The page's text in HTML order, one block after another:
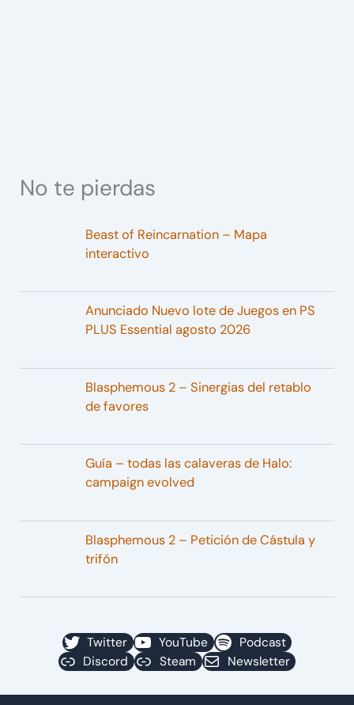
No te pierdas
Beast of Reincarnation – Mapa
interactivo
Anunciado Nuevo lote de Juegos en PS
PLUS Essential agosto 2026
Blasphemous 2 – Sinergias del retablo
de favores
Guía – todas las calaveras de Halo:
campaign evolved
Blasphemous 2 – Petición de Cástula y
trifón
Twitter YouTube
Podcast
Discord
Steam Newsletter